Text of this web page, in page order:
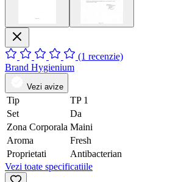
(1 recenzie)
Brand Hygienium
Vezi avize
Tip
TP 1
Set
Da
Zona Corporala Maini
Aroma
Fresh
Proprietati
Antibacterian
Vezi toate specificatiile